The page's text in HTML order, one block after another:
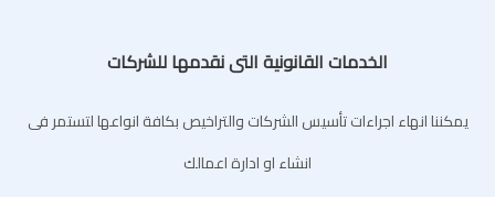
الخدمات القانونية التى نقدمها للشركات
يمكننا انهاء اجراءات تأسيس الشركات والتراخيص بكافة انواعها لتستمر فى
انشاء او ادارة اعمالك